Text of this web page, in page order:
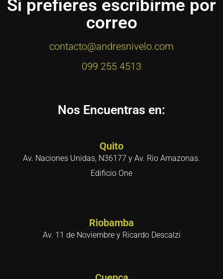
Si prefieres escribirme por
correo
contacto@andresnivelo.com
099 255 4513
Nos Encuentras en:
Quito
Av. Naciones Unidas, N36177 y Av. Rio Amazonas.
Edificio One
Riobamba
Av. 11 de Noviembre y Ricardo Descalzi